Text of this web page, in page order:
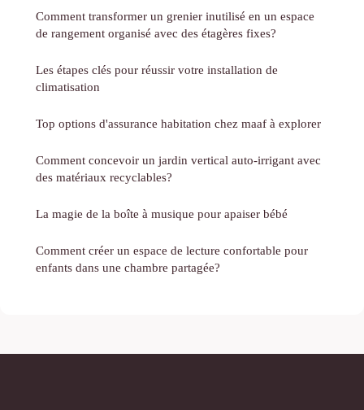
Comment transformer un grenier inutilisé en un espace
de rangement organisé avec des étagères fixes?
Les étapes clés pour réussir votre installation de
climatisation
Top options d'assurance habitation chez maaf à explorer
Comment concevoir un jardin vertical auto-irrigant avec
des matériaux recyclables?
La magie de la boîte à musique pour apaiser bébé
Comment créer un espace de lecture confortable pour
enfants dans une chambre partagée?